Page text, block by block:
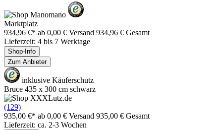
Marktplatz
934,96 €* ab 0,00 € Versand 934,96 € Gesamt
Lieferzeit: 4 bis 7 Werktage
Shop-Info
Zum Anbieter
inklusive Käuferschutz
Bruce 435 x 300 cm schwarz
(129)
935,00 €* ab 0,00 € Versand 935,00 € Gesamt
Lieferzeit: ca. 2-3 Wochen